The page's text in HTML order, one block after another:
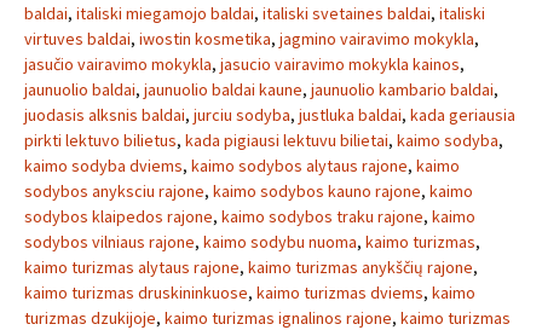
baldai, italiski miegamojo baldai, italiski svetaines baldai, italiski
virtuves baldai, iwostin kosmetika, jagmino vairavimo mokykla,
jasučio vairavimo mokykla, jasucio vairavimo mokykla kainos,
jaunuolio baldai, jaunuolio baldai kaune, jaunuolio kambario baldai,
juodasis alksnis baldai, jurciu sodyba, justluka baldai, kada geriausia
pirkti lektuvo bilietus, kada pigiausi lektuvu bilietai, kaimo sodyba,
kaimo sodyba dviems, kaimo sodybos alytaus rajone, kaimo
sodybos anyksciu rajone, kaimo sodybos kauno rajone, kaimo
sodybos klaipedos rajone, kaimo sodybos traku rajone, kaimo
sodybos vilniaus rajone, kaimo sodybu nuoma, kaimo turizmas,
kaimo turizmas alytaus rajone, kaimo turizmas anykščių rajone,
kaimo turizmas druskininkuose, kaimo turizmas dviems, kaimo
turizmas dzukijoje, kaimo turizmas ignalinos rajone, kaimo turizmas